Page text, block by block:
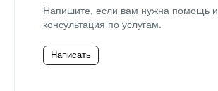
Напишите, если вам нужна помощь
консультация по услугам.
Написать